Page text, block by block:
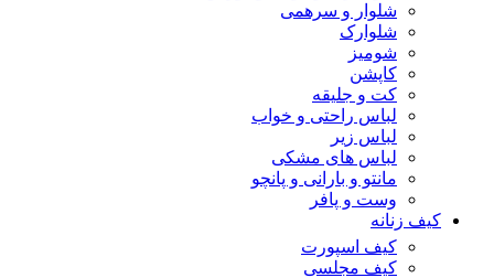
شلوار و سرهمی
شلوارک
شومیز
کاپشن
کت و جلیقه
لباس راحتی و خواب
لباس زیر
لباس های مشکی
مانتو و بارانی و پانچو
وست و پافر
کیف زنانه
کیف اسپورت
کیف مجلسی